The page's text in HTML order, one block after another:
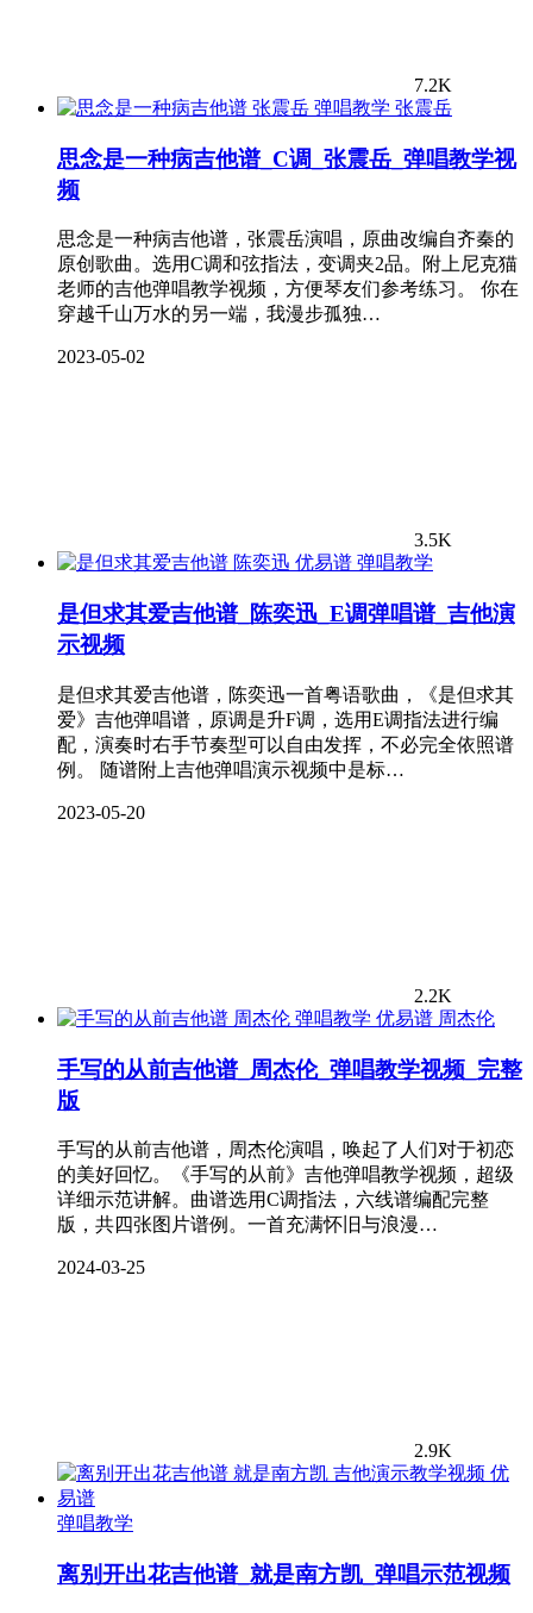
7.2K
张震岳
思念是一种病吉他谱_C调_张震岳_弹唱教学视
频
思念是一种病吉他谱，张震岳演唱，原曲改编自齐秦的
原创歌曲。选用C调和弦指法，变调夹2品。附上尼克猫
老师的吉他弹唱教学视频，方便琴友们参考练习。 你在
穿越千山万水的另一端，我漫步孤独…
2023-05-02
3.5K
弹唱教学
是但求其爱吉他谱_陈奕迅_E调弹唱谱_吉他演
示视频
是但求其爱吉他谱，陈奕迅一首粤语歌曲，《是但求其
爱》吉他弹唱谱，原调是升F调，选用E调指法进行编
配，演奏时右手节奏型可以自由发挥，不必完全依照谱
例。 随谱附上吉他弹唱演示视频中是标…
2023-05-20
2.2K
周杰伦
手写的从前吉他谱_周杰伦_弹唱教学视频_完整
版
手写的从前吉他谱，周杰伦演唱，唤起了人们对于初恋
的美好回忆。《手写的从前》吉他弹唱教学视频，超级
详细示范讲解。曲谱选用C调指法，六线谱编配完整
版，共四张图片谱例。一首充满怀旧与浪漫…
2024-03-25
2.9K
弹唱教学
离别开出花吉他谱_就是南方凯_弹唱示范视频